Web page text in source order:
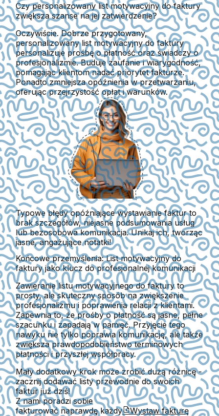
Czy personalizowany list motywacyjny do faktury
zwiększa szanse na jej zatwierdzenie?
Oczywiście. Dobrze przygotowany,
personalizowany list motywacyjny do faktury
personalizuje prośbę o płatność oraz świadczy o
profesjonalizmie. Buduje zaufanie i wiarygodność,
pomagając klientom nadać priorytet fakturze.
Ponadto zmniejsza opóźnienia w przetwarzaniu,
oferując przejrzystość opłat i warunków.
Typowe błędy opóźniające wystawianie faktur to
brak szczegółów, niejasne podsumowania usług
lub bezosobowa komunikacja. Unikaj ich, tworząc
jasne, angażujące notatki!
Końcowe przemyślenia: List motywacyjny do
faktury jako klucz do profesjonalnej komunikacji
Zawieranie listu motywacyjnego do faktury to
prosty, ale skuteczny sposób na zwiększenie
profesjonalizmu i poprawienia relacji z klientami.
Zapewnia to, że prośby o płatność są jasne, pełne
szacunku i zapadają w pamięć. Przyjęcie tego
nawyku nie tylko poprawia komunikację, ale także
zwiększa prawdopodobieństwo terminowych
płatności i przyszłej współpracy.
Mały dodatkowy krok może zrobić dużą różnicę -
zacznij dodawać listy przewodnie do swoich
faktur już dziś!
Z nami poradzi sobie
fakturować naprawdę każdy
Wystaw fakturę